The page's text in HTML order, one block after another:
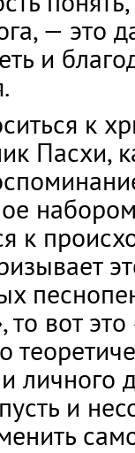
— это
и
к
Пасхи,
к
то вот
личного
и